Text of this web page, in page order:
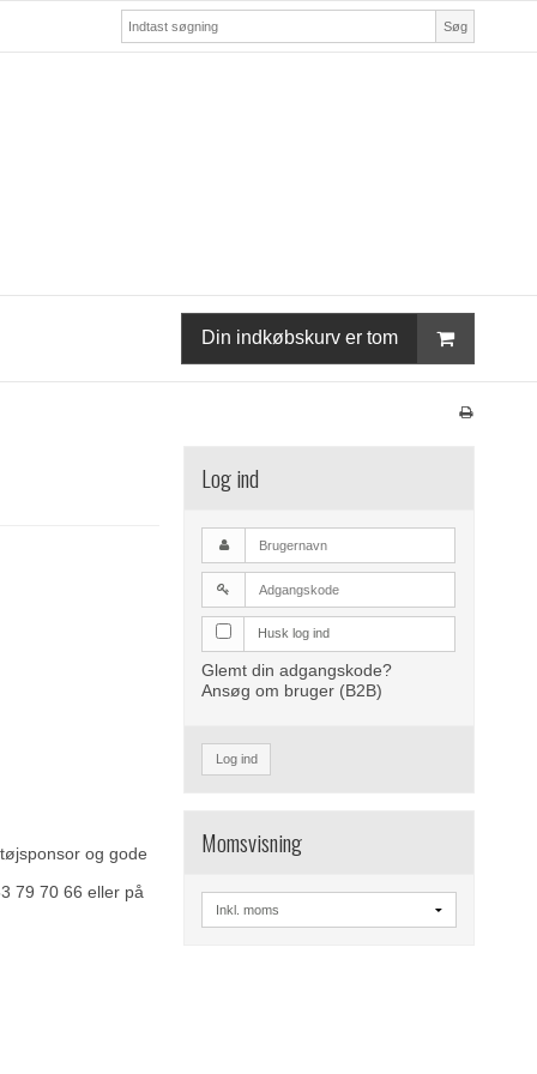
Søg
Din indkøbskurv er tom
og gode
79 70 66 eller på
Log ind
Husk log ind
Glemt din adgangskode?
Ansøg om bruger (B2B)
Log ind
Momsvisning